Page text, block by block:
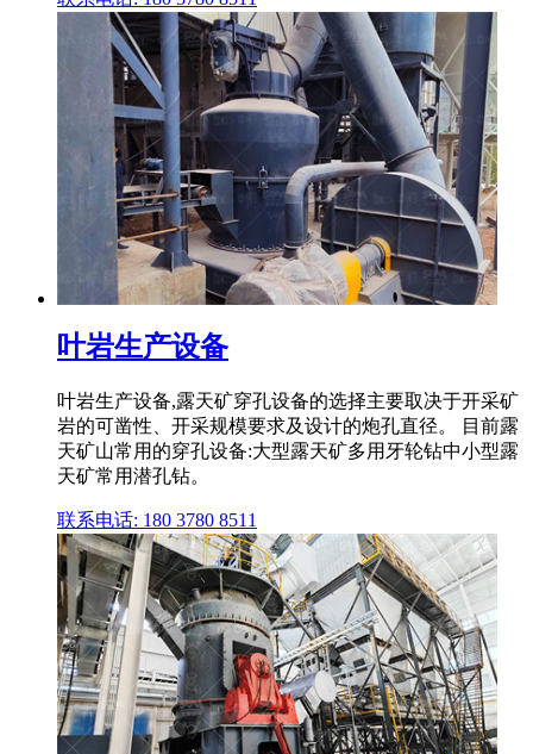
叶岩生产设备
叶岩生产设备,露天矿穿孔设备的选择主要取决于开采矿
岩的可凿性、开采规模要求及设计的炮孔直径。 目前露
天矿山常用的穿孔设备:大型露天矿多用牙轮钻中小型露
天矿常用潜孔钻。
联系电话: 180 3780 8511